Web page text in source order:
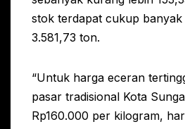
stok terdapat cukup banyak
3.581,73 ton.
“Untuk harga eceran
pasar tradisional Kota
Rp160.000 per kilogram,